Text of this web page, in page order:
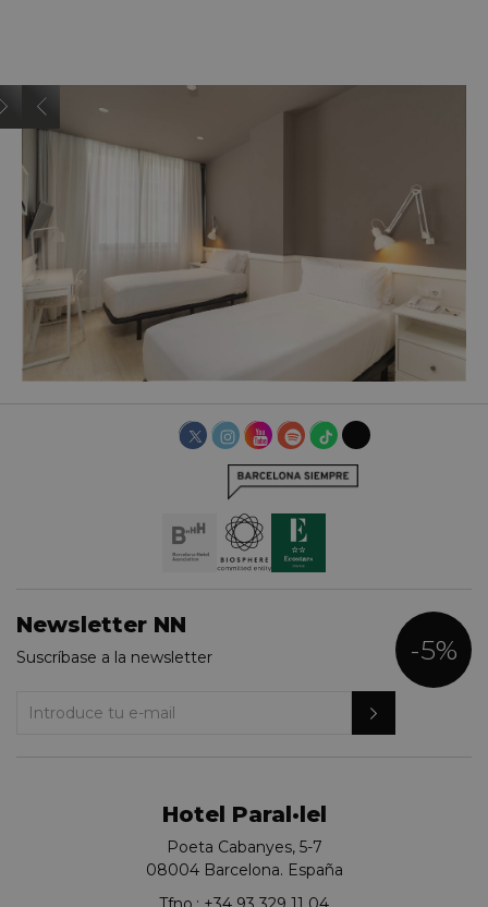
HABITACIÓN DOBLE - TWIN
Hotel Paral·lel
Poeta Cabanyes, 5-7
08004 Barcelona. España
Newsletter NN
Suscríbase a la newsletter -5%